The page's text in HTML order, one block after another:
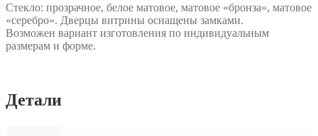
Стекло: прозрачное, белое матовое, матовое «бронза», матовое
«серебро». Дверцы витрины оснащены замками.
Возможен вариант изготовления по индивидуальным
размерам и форме.
Детали